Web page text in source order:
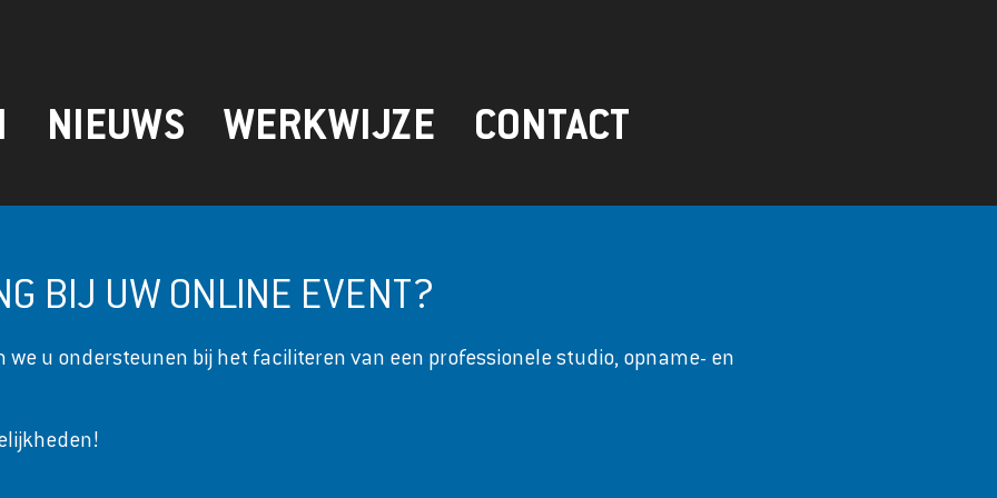
NIEUWS WERKWIJZE CONTACT
BIJ UW ONLINE EVENT?
u ondersteunen bij het faciliteren van een professionele studio, opname- en